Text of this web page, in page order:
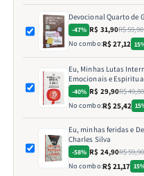
Devocional Quarto de
-47% R$ 31,90R$ 59,90
No combo:R$ 27,12
Eu, Minhas Lutas
Emocionais e
-40% R$ 29,90R$ 49,80
No combo:R$ 25,42
Eu, minhas feridas e
Charles Silva
-58% R$ 24,90R$ 59,90
No combo:R$ 21,17